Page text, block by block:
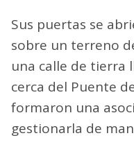
Sus puertas se
sobre un terreno
una calle de tierra
cerca del Puente
formaron una
gestionarla de